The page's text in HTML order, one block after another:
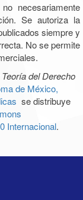
necesariamente
Se autoriza la
siempre y
No se permite
del Derecho
de México,
se distribuye
Internacional.